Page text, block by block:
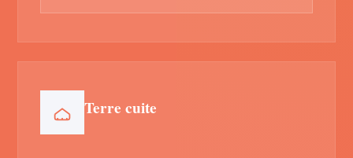
Terre cuite